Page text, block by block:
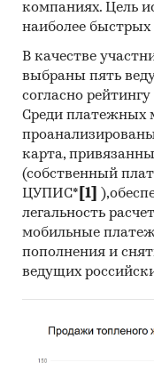
компаниях. Цель
наиболее быстрых
В качестве
выбраны пять
согласно
Среди платежных
карта,
(собственный
ЦУПИС* [1]
легальность
мобильные
пополнения и
ведущих